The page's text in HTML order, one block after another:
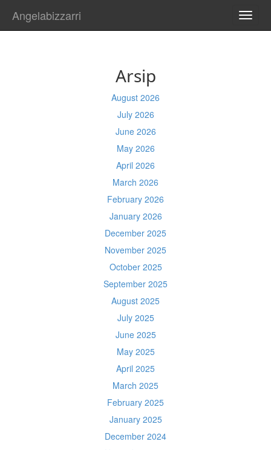
Angelabizzarri
Arsip
August 2026
July 2026
June 2026
May 2026
April 2026
March 2026
February 2026
January 2026
December 2025
November 2025
October 2025
September 2025
August 2025
July 2025
June 2025
May 2025
April 2025
March 2025
February 2025
January 2025
December 2024